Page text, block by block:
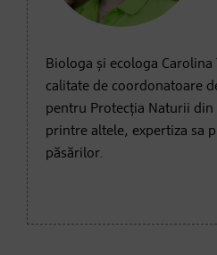
Biologa și ecologa Carolina
calitate de coordonatoare
pentru Protecția Naturii din
printre altele, expertiza sa
păsărilor.